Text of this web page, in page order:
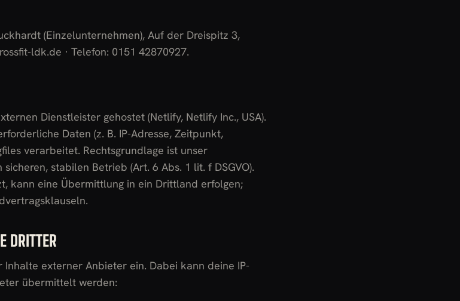
(Einzelunternehmen), Auf der Dreispitz 3,
ldk.de · Telefon: 0151 42870927.
Dienstleister gehostet (Netlify, Netlify Inc., USA).
Daten (z. B. IP-Adresse, Zeitpunkt,
verarbeitet. Rechtsgrundlage ist unser
stabilen Betrieb (Art. 6 Abs. 1 lit. f DSGVO).
kann eine Übermittlung in ein Drittland erfolgen;
DRITTER
externer Anbieter ein. Dabei kann deine IP-
übermittelt werden: